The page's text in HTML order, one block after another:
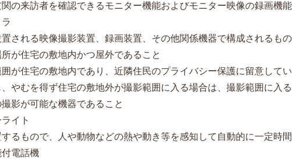
訪者を確認できるモニター機能およびモニター映像の録画機能
る映像撮影装置、録画装置、その他関係機器で構成されるもの
宅の敷地内かつ屋外であること
宅の敷地内であり、近隣住民のプライバシー保護に留意してい
ず住宅の敷地外が撮影範囲に入る場合は、撮影範囲に入る住
可能な機器であること
イト
ので、人や動物などの熱や動き等を感知して自動的に一定時間
電話機